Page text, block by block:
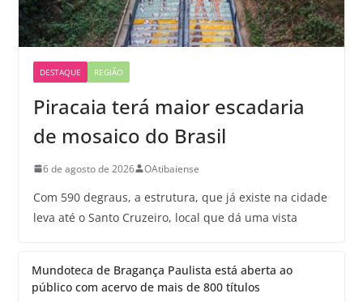
DESTAQUE REGIÃO
Piracaia terá maior escadaria
de mosaico do Brasil
6 de agosto de 2026 OAtibaiense
Com 590 degraus, a estrutura, que já existe na cidade
leva até o Santo Cruzeiro, local que dá uma vista
Mundoteca de Bragança Paulista está aberta ao
público com acervo de mais de 800 títulos